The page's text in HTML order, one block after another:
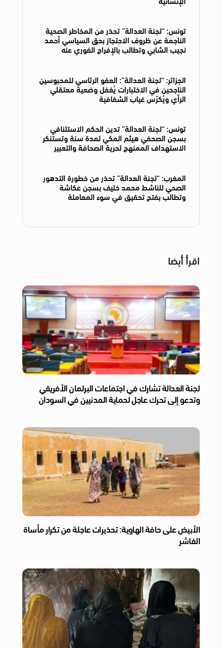
تونس: “لجنة العدالة” تحذر من المخاطر الصحية
الناجمة عن ظروف الاحتجاز بحق السياسي أحمد
نجيب الشابي وتطالب بالإفراج الفوري عنه
الجزائر: “لجنة العدالة”: العفو الرئاسي للمحبوسين
الناجحين في الاختبارات يُغفل وضعية معتقلي
الرأي ويُكرّس غياب الشفافية
تونس: “لجنة العدالة” تدين الحكم الاستئنافي
بسجن الصحفي هيثم المكي لمدة سنة وتستنكر
الاستهداف الممنهج لحرية الصحافة والتعبير
المغرب: “لجنة العدالة” تحذر من خطورة التدهور
الصحي للناشط محمد خليف بسجن عكاشة
وتطالب بفتح تحقيق في سوء المعاملة
اقرأ أيضا
لجنة العدالة تشارك في اجتماعات البرلمان الأفريقي
وتدعو إلى تحرك عاجل لحماية المدنيين في السودان
الأبيض على حافة الهاوية: تحذيرات عاجلة من تكرار مأساة
الفاشر